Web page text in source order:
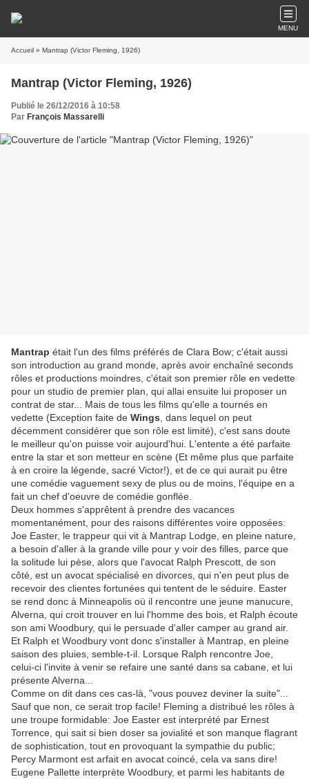
MENU
Accueil » Mantrap (Victor Fleming, 1926)
Mantrap (Victor Fleming, 1926)
Publié le 26/12/2016 à 10:58
Par François Massarelli
Mantrap était l'un des films préférés de Clara Bow; c'était aussi
son introduction au grand monde, après avoir enchaîné seconds
rôles et productions moindres, c'était son premier rôle en vedette
pour un studio de premier plan, qui allai ensuite lui proposer un
contrat de star... Mais de tous les films qu'elle a tournés en
vedette (Exception faite de Wings , dans lequel on peut
décemment considérer que son rôle est limité), c'est sans doute
le meilleur qu'on puisse voir aujourd'hui. L'entente a été parfaite
entre la star et son metteur en scène (Et même plus que parfaite
à en croire la légende, sacré Victor!), et de ce qui aurait pu être
une comédie vaguement sexy de plus ou de moins, l'équipe en a
fait un chef d'oeuvre de comédie gonflée.
Deux hommes s'apprêtent à prendre des vacances
momentanément, pour des raisons différentes voire opposées:
Joe Easter, le trappeur qui vit à Mantrap Lodge, en pleine nature,
a besoin d'aller à la grande ville pour y voir des filles, parce que
la solitude lui pèse, alors que l'avocat Ralph Prescott, de son
côté, est un avocat spécialisé en divorces, qui n'en peut plus de
recevoir des clientes fortunées qui tentent de le séduire. Easter
se rend donc à Minneapolis où il rencontre une jeune manucure,
Alverna, qui croit trouver en lui l'homme des bois, et Ralph écoute
son ami Woodbury, qui le persuade d'aller camper au grand air.
Et Ralph et Woodbury vont donc s'installer à Mantrap, en pleine
saison des pluies, semble-t-il. Lorsque Ralph rencontre Joe,
celui-ci l'invite à venir se refaire une santé dans sa cabane, et lui
présente Alverna...
Comme on dit dans ces cas-là, "vous pouvez deviner la suite"...
Sauf que non, ce serait trop facile! Fleming a distribué les rôles à
une troupe formidable: Joe Easter est interprété par Ernest
Torrence, qui sait si bien doser sa jovialité et son manque flagrant
de sophistication, tout en provoquant la sympathie du public;
Percy Marmont est arfait en avocat coincé, cela va sans dire!
Eugene Pallette interprète Woodbury, et parmi les habitants de